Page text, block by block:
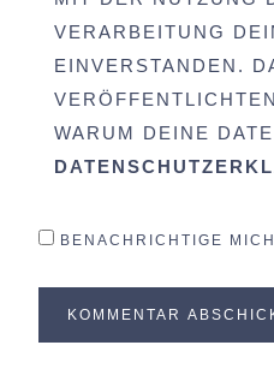
VERARBEITUNG
EINVERSTANDEN.
WARUM DEINE
BENACHRICHTIGE